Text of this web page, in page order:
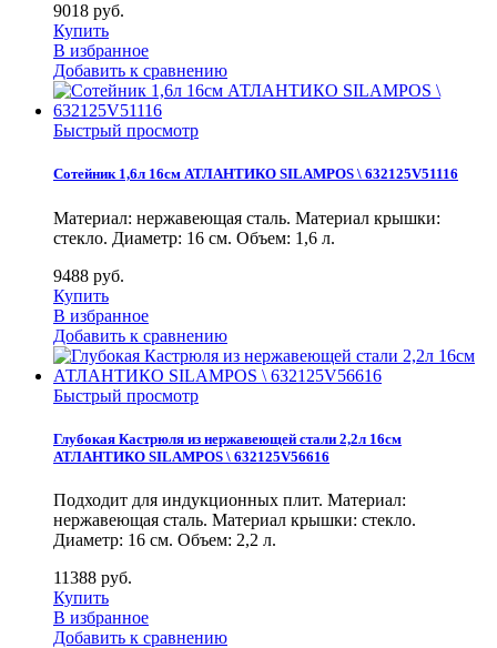
9018 руб.
Купить
В избранное
Добавить к сравнению
Быстрый просмотр
Сотейник 1,6л 16см АТЛАНТИКО SILAMPOS \ 632125V51116
Материал: нержавеющая сталь. Материал крышки:
стекло. Диаметр: 16 см. Объем: 1,6 л.
9488 руб.
Купить
В избранное
Добавить к сравнению
Быстрый просмотр
Глубокая Кастрюля из нержавеющей стали 2,2л 16см
АТЛАНТИКО SILAMPOS \ 632125V56616
Подходит для индукционных плит. Материал:
нержавеющая сталь. Материал крышки: стекло.
Диаметр: 16 см. Объем: 2,2 л.
11388 руб.
Купить
В избранное
Добавить к сравнению